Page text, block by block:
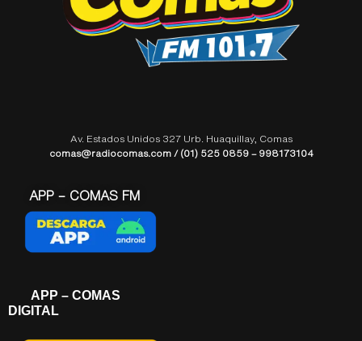
Av. Estados Unidos 327 Urb. Huaquillay, Comas
comas@radiocomas.com / (01) 525 0859 – 998173104
APP – COMAS FM
APP – COMAS
DIGITAL